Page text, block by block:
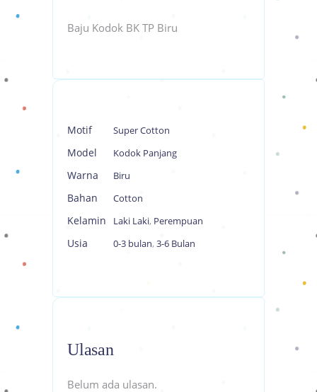
Baju Kodok BK TP Biru
Motif Super Cotton
Model Kodok Panjang
Warna Biru
Bahan Cotton
Kelamin Laki Laki, Perempuan
Usia 0-3 bulan, 3-6 Bulan
Ulasan
Belum ada ulasan.